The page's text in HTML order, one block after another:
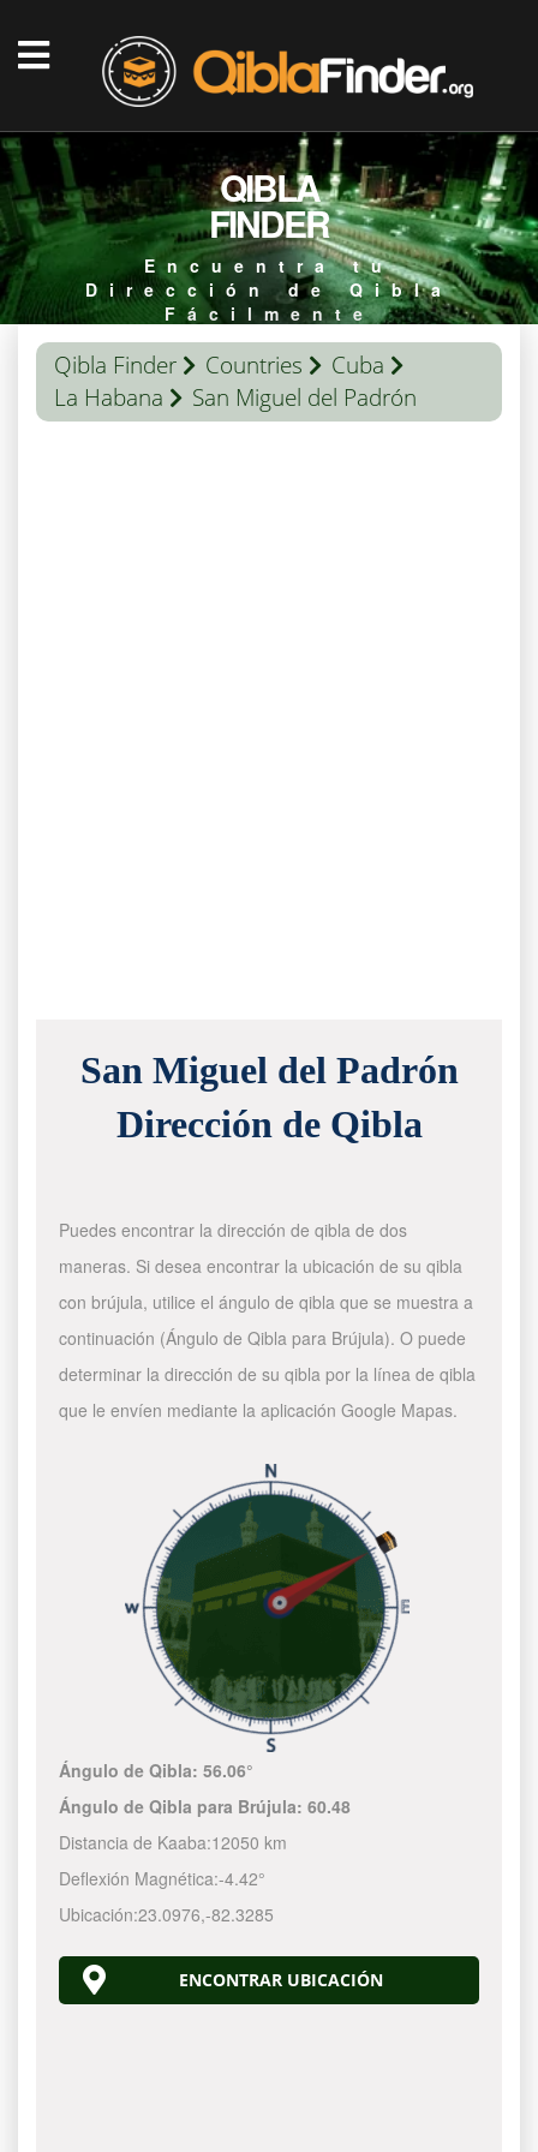
QIBLA
FINDER
Encuentra tu
Dirección de Qibla
Fácilmente
Qibla Finder Countries
Cuba
La Habana
San Miguel del Padrón
San Miguel del Padrón
Dirección de Qibla
Puedes encontrar la dirección de qibla de dos
maneras. Si desea encontrar la ubicación de su qibla
con brújula, utilice el ángulo de qibla que se muestra a
continuación (Ángulo de Qibla para Brújula). O puede
determinar la dirección de su qibla por la línea de qibla
que le envíen mediante la aplicación Google Mapas.
Ángulo de Qibla:56.06°
Ángulo de Qibla para Brújula:60.48
Distancia de Kaaba:12050 km
Deflexión Magnética:-4.42°
Ubicación:23.0976,-82.3286
ENCONTRAR UBICACIÓN